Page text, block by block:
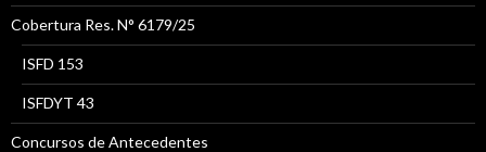
Cobertura Res. N° 6179/25
ISFD 153
ISFDYT 43
Concursos de Antecedentes